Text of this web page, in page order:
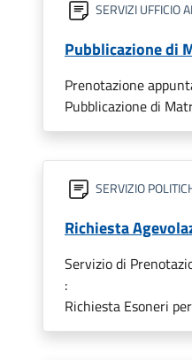
SERVIZI UFFICIO
Pubblicazione di
Prenotazione
Pubblicazione di
SERVIZIO
Richiesta
Servizio di
:
Richiesta Esoneri